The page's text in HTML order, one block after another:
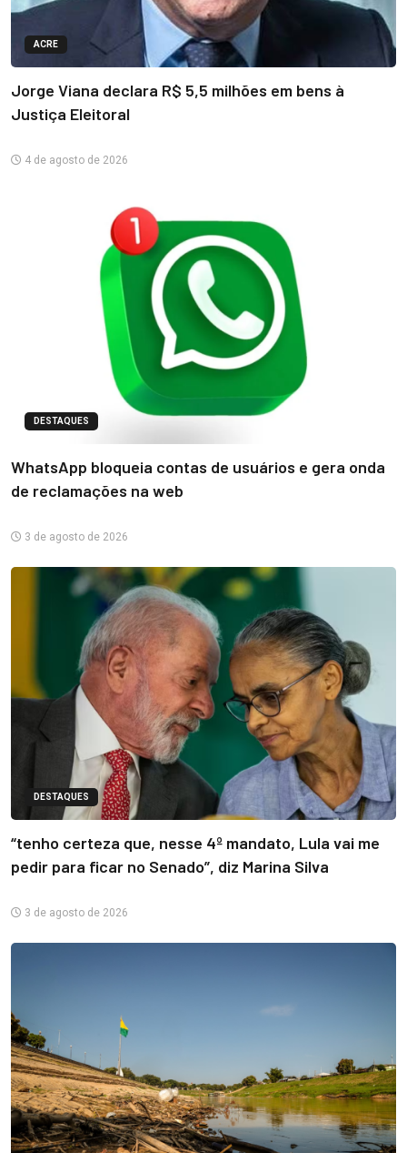
ACRE
Jorge Viana declara R$ 5,5 milhões em bens à
Justiça Eleitoral
4 de agosto de 2026
DESTAQUES
WhatsApp bloqueia contas de usuários e gera onda
de reclamações na web
3 de agosto de 2026
DESTAQUES
“tenho certeza que, nesse 4º mandato, Lula vai me
pedir para ficar no Senado”, diz Marina Silva
3 de agosto de 2026